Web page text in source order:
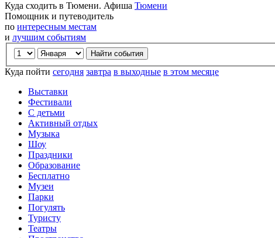
Куда сходить в Тюмени. Афиша Тюмени
Помощник и путеводитель
по интересным местам
и лучшим событиям
Куда пойти сегодня завтра в выходные в этом месяце
Выставки
Фестивали
С детьми
Активный отдых
Музыка
Шоу
Праздники
Образование
Бесплатно
Музеи
Парки
Погулять
Туристу
Театры